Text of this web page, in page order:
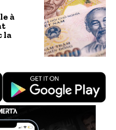
à
la